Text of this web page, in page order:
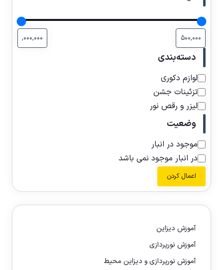
دسته‌بندی
لوازم دکوری
تزئینات جشن
لیزر و رقص نور
وضعیت
موجود در انبار
در انبار موجود نمی باشد
اعمال کردن
آموزش دیزاین
آموزش نورپردازی
آموزش نورپردازی و دیزاین محیط